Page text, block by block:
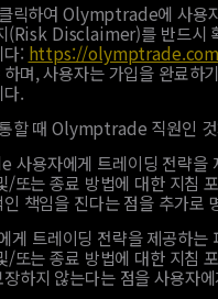
릭하여 Olymptrade에 사용
(Risk Disclaimer)를 반드시
: https://
며, 사용자는 가입을 완료하
.
할 때 Olymptrade 직원인
용자에게 트레이딩 전략을
/또는 종료 방법에 대한 지침
책임을 진다는 점을 추가로
트레이딩 전략을 제공하는
/또는 종료 방법에 대한 지침
하지 않는다는 점을 사용자